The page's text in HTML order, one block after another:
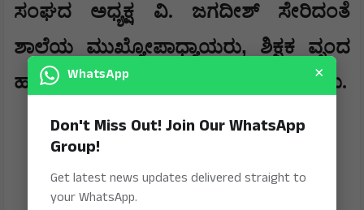
ಸಂಘದ ಅಧ್ಯಕ್ಷ ವಿ. ಜಗದೀಶ್ ಸೇರಿದಂತೆ
ಶಾಲೆಯ ಮುಖ್ಯೋಪಾಧ್ಯಾಯರು, ಶಿಕ್ಷಕ ವೃಂದ
ಹಾಗೂ ನೂರಾರು ವಿದ್ಯಾರ್ಥಿಗಳು ಉಪಸ್ಥಿತರಿದ್ದರು.
WhatsApp ×
Don't Miss Out! Join Our WhatsApp
Group!
Get latest news updates delivered straight to
your WhatsApp.